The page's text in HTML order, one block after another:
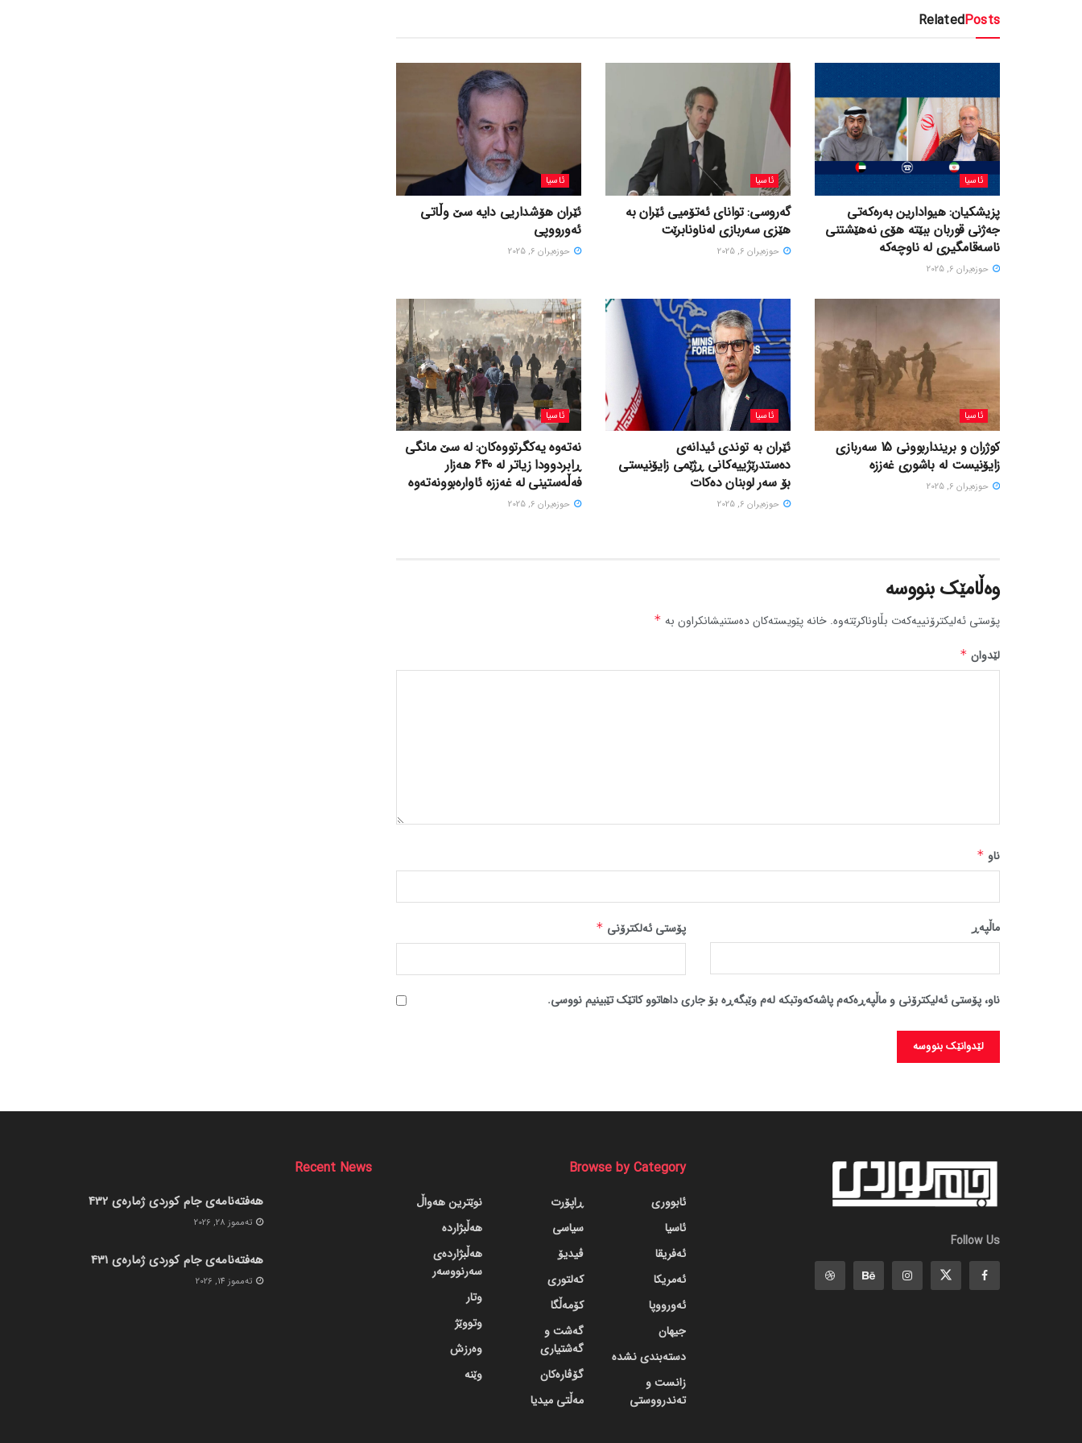
RelatedPosts
ئاسیا
پزیشکیان: هیوادارین بەرەکەتی
جەژنی قوربان ببێتە هۆی نەهێشتنی
ناسەقامگیری لە ناوچەکە
حوزه‌یران 6, 2025
ئاسیا
گەروسی: توانای ئەتۆمیی ئێران بە
هێزی سەربازی لەناونابرێت
حوزه‌یران 6, 2025
ئاسیا
ئێران هۆشداریی دایە سێ وڵاتی
ئەورووپی
حوزه‌یران 6, 2025
ئاسیا
کوژران و برینداربوونی 15 سەربازی
زایۆنیست لە باشوری غەززە
حوزه‌یران 6, 2025
ئاسیا
ئێران بە توندی ئیدانەی
دەستدرێژییەکانی ڕژێمی زایۆنیستی
بۆ سەر لوبنان دەکات
حوزه‌یران 6, 2025
ئاسیا
نەتەوە یەکگرتووەکان: لە سێ مانگی
ڕابردوودا زیاتر لە 640 هەزار
فەڵەستینی لە غەززە ئاوارەبوونەتەوە
حوزه‌یران 6, 2025
وەڵامێک بنووسە
پۆستی ئەلیکترۆنییەکەت بڵاوناکرێتەوە. خانە پێویستەکان دەستنیشانکراون بە *
لێدوان *
ناو *
پۆستی ئەلکترۆنی * ماڵپه‌ڕ
ناو، پۆستی ئەلیکترۆنی و ماڵپەڕەکەم پاشەکەوتبکە لەم وێبگەڕە بۆ جاری داهاتوو کاتێک تێبینیم نووسی.
Follow Us
Browse by Category
ئابووری
ئاسیا
ئەفریقا
ئەمریکا
ئەورووپا
جیهان
دسته‌بندی نشده
زانست و
تەندرووستی
ڕاپۆرت
سیاسی
ڤیدیۆ
کەلتوری
کۆمەڵگا
گه‌شت و
گه‌شتیاری
گۆڤاره‌کان
مەڵتی میدیا
نوێترین هەواڵ
هەڵبژاردە
هەڵبژاردەی
سەرنووسەر
وتار
وتووێژ
وەرزش
وێنە
Recent News
هەفتەنامەی جام کوردی ژمارەی 432
ته‌مموز 28, 2026
هەفتەنامەی جام کوردی ژمارەی 431
ته‌مموز 14, 2026